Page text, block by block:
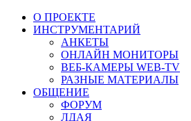
О ПРОЕКТЕ
ИНСТРУМЕНТАРИЙ
АНКЕТЫ
ОНЛАЙН МОНИТОРЫ
ВЕБ-КАМЕРЫ WEB-TV
РАЗНЫЕ МАТЕРИАЛЫ
ОБЩЕНИЕ
ФОРУМ
ЛДАЯ